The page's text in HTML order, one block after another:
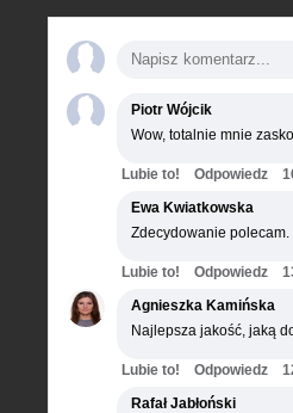
Piotr Wójcik
Wow, totalnie mnie
Lubie to! Odpowiedz
Ewa Kwiatkowska
Zdecydowanie
Lubie to! Odpowiedz
Agnieszka Kamińska
Najlepsza jakość, jaką
Lubie to! Odpowiedz
Rafał Jabłoński